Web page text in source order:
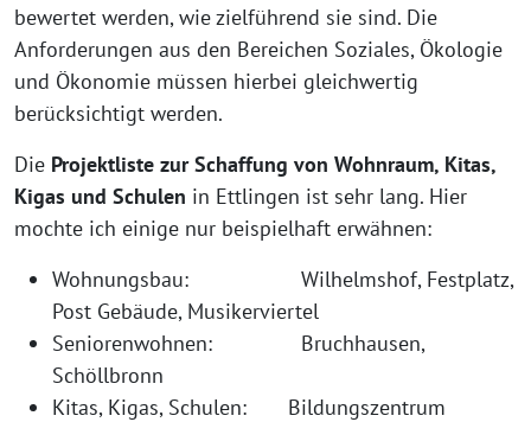
bewertet werden, wie zielführend sie sind. Die
Anforderungen aus den Bereichen Soziales, Ökologie
und Ökonomie müssen hierbei gleichwertig
berücksichtigt werden.
Die Projektliste zur Schaffung von Wohnraum, Kitas,
Kigas und Schulen in Ettlingen ist sehr lang. Hier
mochte ich einige nur beispielhaft erwähnen:
Wohnungsbau: Wilhelmshof, Festplatz,
Post Gebäude, Musikerviertel
Seniorenwohnen: Bruchhausen,
Schöllbronn
Kitas, Kigas, Schulen: Bildungszentrum